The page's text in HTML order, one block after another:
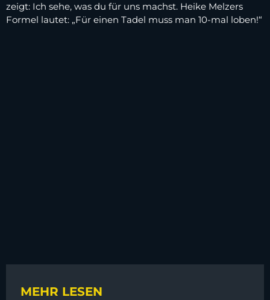
zeigt: Ich sehe, was du für uns machst. Heike Melzers
Formel lautet: „Für einen Tadel muss man 10-mal loben!“
MEHR LESEN